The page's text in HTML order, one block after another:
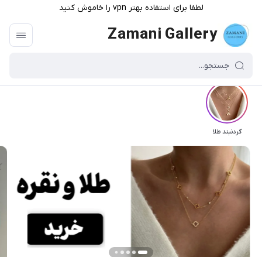
لطفا برای استفاده بهتر vpn را خاموش کنید
Zamani Gallery
گردنبند طلا